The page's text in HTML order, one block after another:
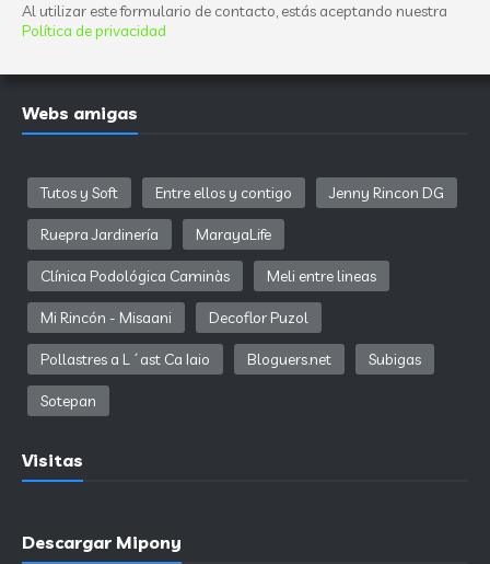
Al utilizar este formulario de contacto, estás aceptando nuestra
Política de privacidad
Webs amigas
Tutos y Soft Entre ellos y contigo Jenny Rincon DG
Ruepra Jardinería MarayaLife
Clínica Podológica Caminàs Meli entre lineas
Mi Rincón - Misaani Decoflor Puzol
Pollastres a L´ast Ca Iaio Bloguers.net Subigas
Sotepan
Visitas
Descargar Mipony